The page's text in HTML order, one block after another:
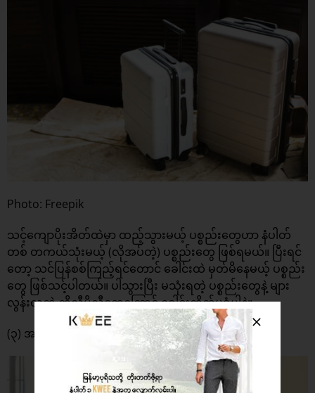
Photo: Freepik
သင့်ကျောပိုးအိတ်ထဲမှာ ထည့်သွားမယ့် ပစ္စည်းတွေဟာ နံပါတ်
တစ် တကယ်သုံးမယ့် (လိုအပ်တဲ့) ပစ္စည်းတွေ ဖြစ်ရမယ်။ ပြီးရင်
တော့ သင်ပြန်စစ်ကြည့်ရင်တောင် ခေါင်းထဲ မှတ်မိနေမယ့် ပစ္စည်း
တွေ ဖြစ်သင့်ပါတယ်။ ပါသွားပြီး မသုံးရတဲ့ ပစ္စည်းတွေနဲ့ များ
လွန်းလှတဲ့ တိုလီမိုလီတွေကြောင့် ခေါင်းကိုက်မခံပါနဲ့။
(၃) အပြန်မှာ ဘာသယ်လာမလဲ